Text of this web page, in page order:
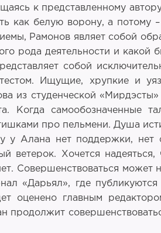
к представленному
как белую ворону, а потому
Рамонов являет собой
рода деятельности и
собой
Ищущие, хрупкие и
из студенческой
Когда самообозначенные
про пельмени. Душа
у Алана нет поддержки,
Хочется
Совершенствоваться может
«Дарьял», где
оценено главным
продолжит